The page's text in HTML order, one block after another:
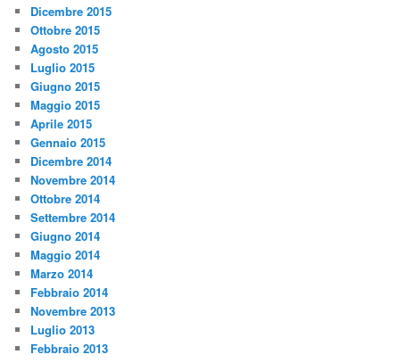
Dicembre 2015
Ottobre 2015
Agosto 2015
Luglio 2015
Giugno 2015
Maggio 2015
Aprile 2015
Gennaio 2015
Dicembre 2014
Novembre 2014
Ottobre 2014
Settembre 2014
Giugno 2014
Maggio 2014
Marzo 2014
Febbraio 2014
Novembre 2013
Luglio 2013
Febbraio 2013